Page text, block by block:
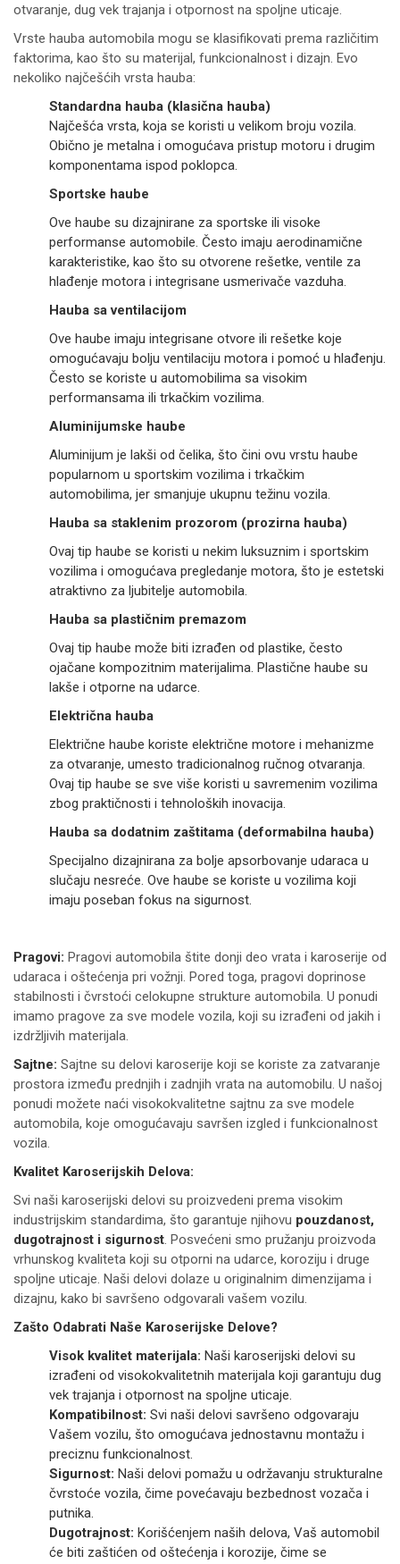
otvaranje, dug vek trajanja i otpornost na spoljne uticaje.
Vrste hauba automobila mogu se klasifikovati prema različitim
faktorima, kao što su materijal, funkcionalnost i dizajn. Evo
nekoliko najčešćih vrsta hauba:
Standardna hauba (klasična hauba)
Najčešća vrsta, koja se koristi u velikom broju vozila.
Obično je metalna i omogućava pristup motoru i drugim
komponentama ispod poklopca.
Sportske haube
Ove haube su dizajnirane za sportske ili visoke
performanse automobile. Često imaju aerodinamične
karakteristike, kao što su otvorene rešetke, ventile za
hlađenje motora i integrisane usmerivače vazduha.
Hauba sa ventilacijom
Ove haube imaju integrisane otvore ili rešetke koje
omogućavaju bolju ventilaciju motora i pomoć u hlađenju.
Često se koriste u automobilima sa visokim
performansama ili trkačkim vozilima.
Aluminijumske haube
Aluminijum je lakši od čelika, što čini ovu vrstu haube
popularnom u sportskim vozilima i trkačkim
automobilima, jer smanjuje ukupnu težinu vozila.
Hauba sa staklenim prozorom (prozirna hauba)
Ovaj tip haube se koristi u nekim luksuznim i sportskim
vozilima i omogućava pregledanje motora, što je estetski
atraktivno za ljubitelje automobila.
Hauba sa plastičnim premazom
Ovaj tip haube može biti izrađen od plastike, često
ojačane kompozitnim materijalima. Plastične haube su
lakše i otporne na udarce.
Električna hauba
Električne haube koriste električne motore i mehanizme
za otvaranje, umesto tradicionalnog ručnog otvaranja.
Ovaj tip haube se sve više koristi u savremenim vozilima
zbog praktičnosti i tehnoloških inovacija.
Hauba sa dodatnim zaštitama (deformabilna hauba)
Specijalno dizajnirana za bolje apsorbovanje udaraca u
slučaju nesreće. Ove haube se koriste u vozilima koji
imaju poseban fokus na sigurnost.
Pragovi: Pragovi automobila štite donji deo vrata i karoserije od
udaraca i oštećenja pri vožnji. Pored toga, pragovi doprinose
stabilnosti i čvrstoći celokupne strukture automobila. U ponudi
imamo pragove za sve modele vozila, koji su izrađeni od jakih i
izdržljivih materijala.
Sajtne: Sajtne su delovi karoserije koji se koriste za zatvaranje
prostora između prednjih i zadnjih vrata na automobilu. U našoj
ponudi možete naći visokokvalitetne sajtnu za sve modele
automobila, koje omogućavaju savršen izgled i funkcionalnost
vozila.
Kvalitet Karoserijskih Delova:
Svi naši karoserijski delovi su proizvedeni prema visokim
industrijskim standardima, što garantuje njihovu pouzdanost,
dugotrajnost i sigurnost. Posvećeni smo pružanju proizvoda
vrhunskog kvaliteta koji su otporni na udarce, koroziju i druge
spoljne uticaje. Naši delovi dolaze u originalnim dimenzijama i
dizajnu, kako bi savršeno odgovarali vašem vozilu.
Zašto Odabrati Naše Karoserijske Delove?
Visok kvalitet materijala: Naši karoserijski delovi su
izrađeni od visokokvalitetnih materijala koji garantuju dug
vek trajanja i otpornost na spoljne uticaje.
Kompatibilnost: Svi naši delovi savršeno odgovaraju
Vašem vozilu, što omogućava jednostavnu montažu i
preciznu funkcionalnost.
Sigurnost: Naši delovi pomažu u održavanju strukturalne
čvrstoće vozila, čime povećavaju bezbednost vozača i
putnika.
Dugotrajnost: Korišćenjem naših delova, Vaš automobil
će biti zaštićen od oštećenja i korozije, čime se